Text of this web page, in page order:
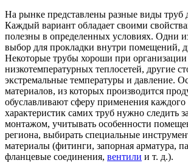
На рынке представлены разные виды труб
Каждый вариант обладает своими
полезны в определенных условиях. Одни
выбор для прокладки внутри помещений,
Некоторые трубы хороши при организации
низкотемпературных теплосетей, другие
экстремальные температуры и давление.
материалов, из которых производится
обуславливают сферу применения
характеристик самих труб нужно следить
монтажом, учитывать особенности
региона, выбирать специальные
материалы (фитинги, запорная арматура,
фланцевые соединения, вентили и т. д.).